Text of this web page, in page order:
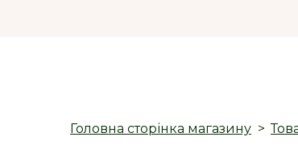
Головна сторінка магазину